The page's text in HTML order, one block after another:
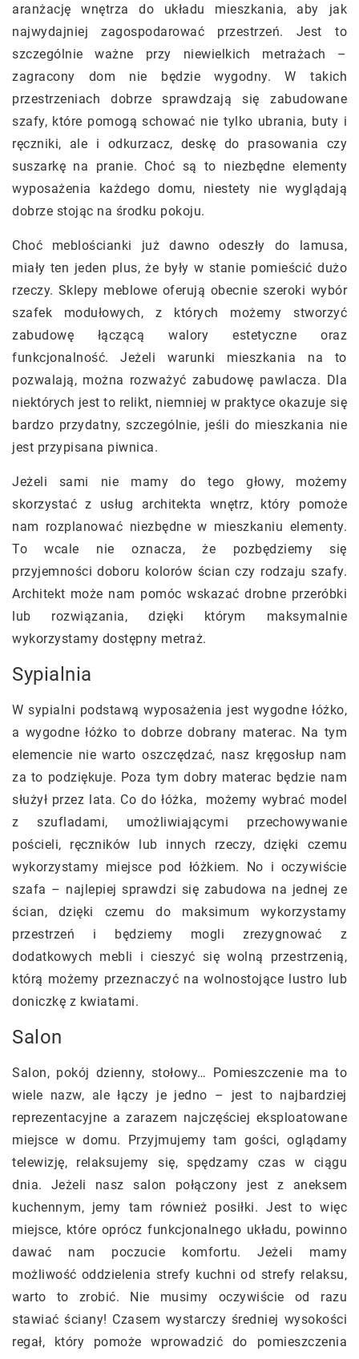
aranżację wnętrza do układu mieszkania, aby jak
najwydajniej zagospodarować przestrzeń. Jest to
szczególnie ważne przy niewielkich metrażach –
zagracony dom nie będzie wygodny. W takich
przestrzeniach dobrze sprawdzają się zabudowane
szafy, które pomogą schować nie tylko ubrania, buty i
ręczniki, ale i odkurzacz, deskę do prasowania czy
suszarkę na pranie. Choć są to niezbędne elementy
wyposażenia każdego domu, niestety nie wyglądają
dobrze stojąc na środku pokoju.
Choć meblościanki już dawno odeszły do lamusa,
miały ten jeden plus, że były w stanie pomieścić dużo
rzeczy. Sklepy meblowe oferują obecnie szeroki wybór
szafek modułowych, z których możemy stworzyć
zabudowę łączącą walory estetyczne oraz
funkcjonalność. Jeżeli warunki mieszkania na to
pozwalają, można rozważyć zabudowę pawlacza. Dla
niektórych jest to relikt, niemniej w praktyce okazuje się
bardzo przydatny, szczególnie, jeśli do mieszkania nie
jest przypisana piwnica.
Jeżeli sami nie mamy do tego głowy, możemy
skorzystać z usług architekta wnętrz, który pomoże
nam rozplanować niezbędne w mieszkaniu elementy.
To wcale nie oznacza, że pozbędziemy się
przyjemności doboru kolorów ścian czy rodzaju szafy.
Architekt może nam pomóc wskazać drobne przeróbki
lub rozwiązania, dzięki którym maksymalnie
wykorzystamy dostępny metraż.
Sypialnia
W sypialni podstawą wyposażenia jest wygodne łóżko,
a wygodne łóżko to dobrze dobrany materac. Na tym
elemencie nie warto oszczędzać, nasz kręgosłup nam
za to podziękuje. Poza tym dobry materac będzie nam
służył przez lata. Co do łóżka, możemy wybrać model
z szufladami, umożliwiającymi przechowywanie
pościeli, ręczników lub innych rzeczy, dzięki czemu
wykorzystamy miejsce pod łóżkiem. No i oczywiście
szafa – najlepiej sprawdzi się zabudowa na jednej ze
ścian, dzięki czemu do maksimum wykorzystamy
przestrzeń i będziemy mogli zrezygnować z
dodatkowych mebli i cieszyć się wolną przestrzenią,
którą możemy przeznaczyć na wolnostojące lustro lub
doniczkę z kwiatami.
Salon
Salon, pokój dzienny, stołowy… Pomieszczenie ma to
wiele nazw, ale łączy je jedno – jest to najbardziej
reprezentacyjne a zarazem najczęściej eksploatowane
miejsce w domu. Przyjmujemy tam gości, oglądamy
telewizję, relaksujemy się, spędzamy czas w ciągu
dnia. Jeżeli nasz salon połączony jest z aneksem
kuchennym, jemy tam również posiłki. Jest to więc
miejsce, które oprócz funkcjonalnego układu, powinno
dawać nam poczucie komfortu. Jeżeli mamy
możliwość oddzielenia strefy kuchni od strefy relaksu,
warto to zrobić. Nie musimy oczywiście od razu
stawiać ściany! Czasem wystarczy średniej wysokości
regał, który pomoże wprowadzić do pomieszczenia